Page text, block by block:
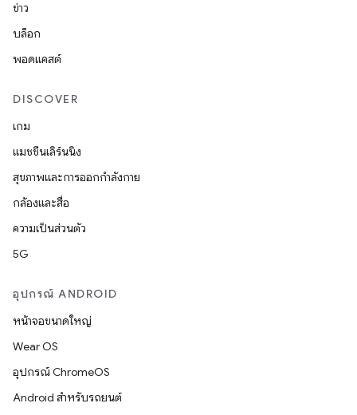
ข่าว
บล็อก
พอดแคสต์
DISCOVER
เกม
แมชชีนเลิร์นนิง
สุขภาพและการออกกำลังกาย
กล้องและสื่อ
ความเป็นส่วนตัว
5G
อุปกรณ์ ANDROID
หน้าจอขนาดใหญ่
Wear OS
อุปกรณ์ ChromeOS
Android สำหรับรถยนต์